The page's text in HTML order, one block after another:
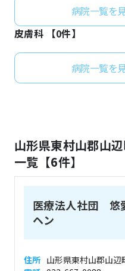
病院一覧を
皮膚科 【0件】
病院一覧を
山形県東村山郡山
一覧【6件】
医療法人社団 悠
ヘン
住所 山形県東村山郡山